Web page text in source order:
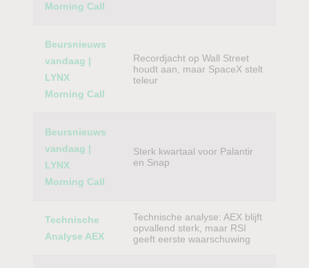
Morning Call
Beursnieuws
vandaag |
LYNX
Morning Call
Recordjacht op Wall Street
houdt aan, maar SpaceX stelt
teleur
Beursnieuws
vandaag |
LYNX
Morning Call
Sterk kwartaal voor Palantir
en Snap
Technische
Analyse AEX
Technische analyse: AEX blijft
opvallend sterk, maar RSI
geeft eerste waarschuwing